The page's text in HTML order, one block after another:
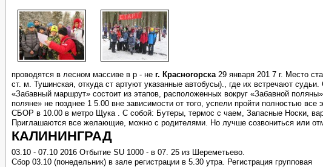
проводятся в лесном массиве в р - не г. Красногорска29 января 201 7 г. Место
ст. м. Тушинская, откуда ст артуют указанные автобусы)., где их встречают
«Забавный маршрут» состоит из этапов, расположенных вокруг «Забавной
поляне» не позднее 1 5.00 вне зависимости от того, успели пройти полностью
СБОР в 10.00 в метро Щука . С собой: Бутеры, термос с чаем, Запасные Носки,
Приглашаются все желающие, можно с родителями. Но лучше созвониться или
КАЛИНИНГРАД
03.10 - 07.10 2016 Отбытие SU 1000 - в 07. 25 из Шереметьево.
Сбор 03.10 (понедельник) в зале регистрации в 5.30 утра. Регистрация групповая